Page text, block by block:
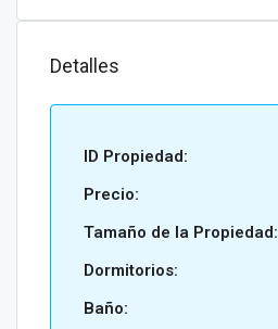
Detalles
ID Propiedad:
Precio:
Tamaño de la Propiedad:
Dormitorios:
Baño: